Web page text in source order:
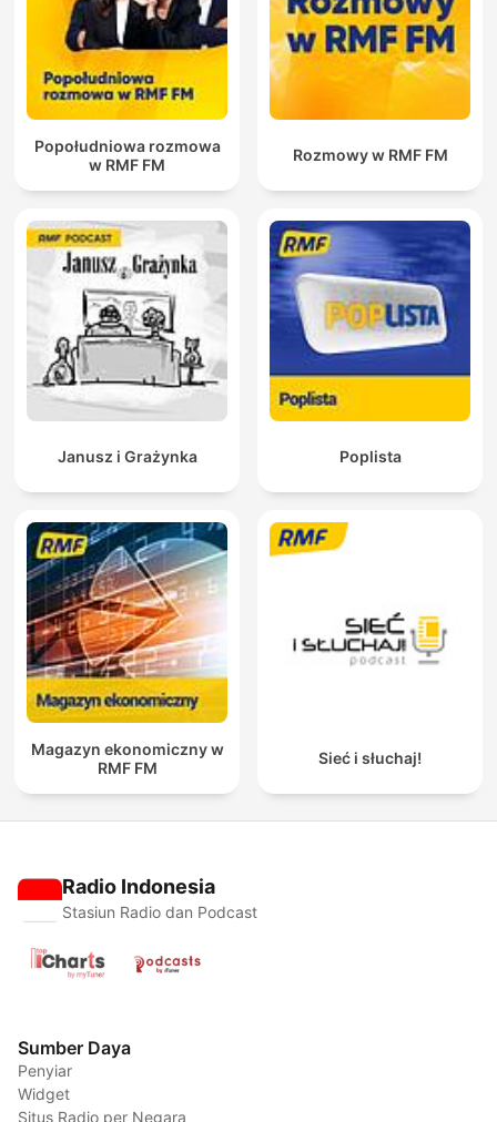
Popołudniowa rozmowa
w RMF FM
Rozmowy w RMF FM
Janusz i Grażynka Poplista
Magazyn ekonomiczny w
RMF FM
Sieć i słuchaj!
Radio Indonesia
Stasiun Radio dan Podcast
Sumber Daya
Penyiar
Widget
Situs Radio per Negara